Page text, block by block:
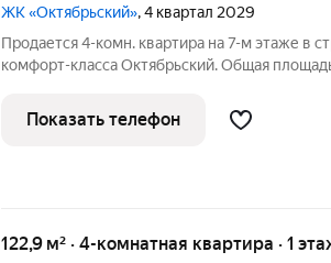
ЖК «Октябрьский», 4 квартал 2029
Продается 4-комн. квартира на 7-м этаже в
комфорт-класса Октябрьский. Общая
м под кухонную зону. Номер квартиры - 240.
Показать телефон
122,9 м² · 4-комнатная квартира · 1